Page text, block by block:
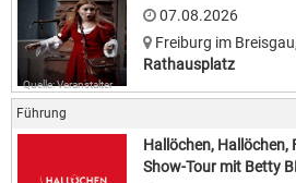
Quelle: Veranstalter
07.08.2026
Freiburg im Breisgau
Rathausplatz
Führung
Hallöchen, Hallöchen,
Show-Tour mit Betty